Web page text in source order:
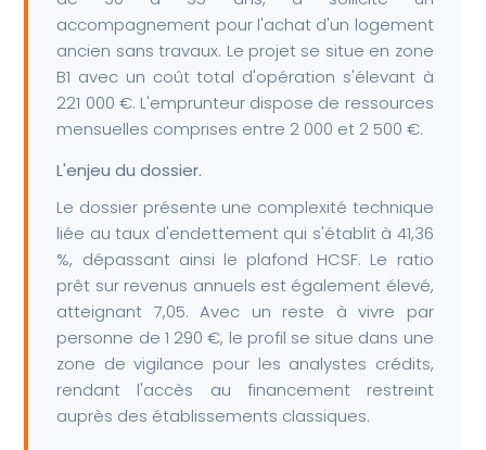
accompagnement pour l'achat d'un logement
ancien sans travaux. Le projet se situe en zone
B1 avec un coût total d'opération s'élevant à
221 000 €. L'emprunteur dispose de ressources
mensuelles comprises entre 2 000 et 2 500 €.
L'enjeu du dossier.
Le dossier présente une complexité technique
liée au taux d'endettement qui s'établit à 41,36
%, dépassant ainsi le plafond HCSF. Le ratio
prêt sur revenus annuels est également élevé,
atteignant 7,05. Avec un reste à vivre par
personne de 1 290 €, le profil se situe dans une
zone de vigilance pour les analystes crédits,
rendant l'accès au financement restreint
auprès des établissements classiques.